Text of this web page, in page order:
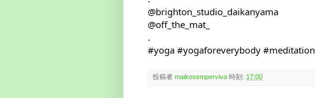
@brighton_studio_daikanyama
@off_the_mat_
#yoga #yogaforeverybody #meditation
投稿者 maikosemperviva 時刻: 17:00